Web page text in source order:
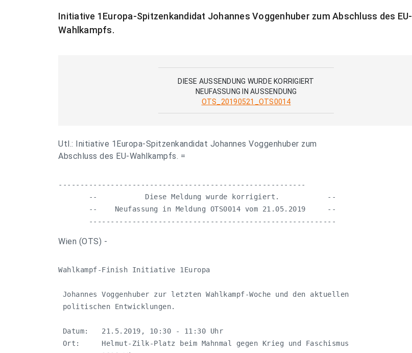
Initiative 1Europa-Spitzenkandidat Johannes Voggenhuber zum Abschluss des EU-
Wahlkampfs.
DIESE AUSSENDUNG WURDE KORRIGIERT
NEUFASSUNG IN AUSSENDUNG
OTS_20190521_OTS0014
Utl.: Initiative 1Europa-Spitzenkandidat Johannes Voggenhuber zum
Abschluss des EU-Wahlkampfs. =
---------------------------------------------------------
       --           Diese Meldung wurde korrigiert.           --
       --    Neufassung in Meldung OTS0014 vom 21.05.2019     --
       ---------------------------------------------------------
Wien (OTS) -
Wahlkampf-Finish Initiative 1Europa
Johannes Voggenhuber zur letzten Wahlkampf-Woche und den aktuellen
politischen Entwicklungen.
Datum:   21.5.2019, 10:30 - 11:30 Uhr
Ort:     Helmut-Zilk-Platz beim Mahnmal gegen Krieg und Faschismus